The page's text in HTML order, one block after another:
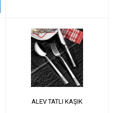
ALEV TATLI KAŞIK